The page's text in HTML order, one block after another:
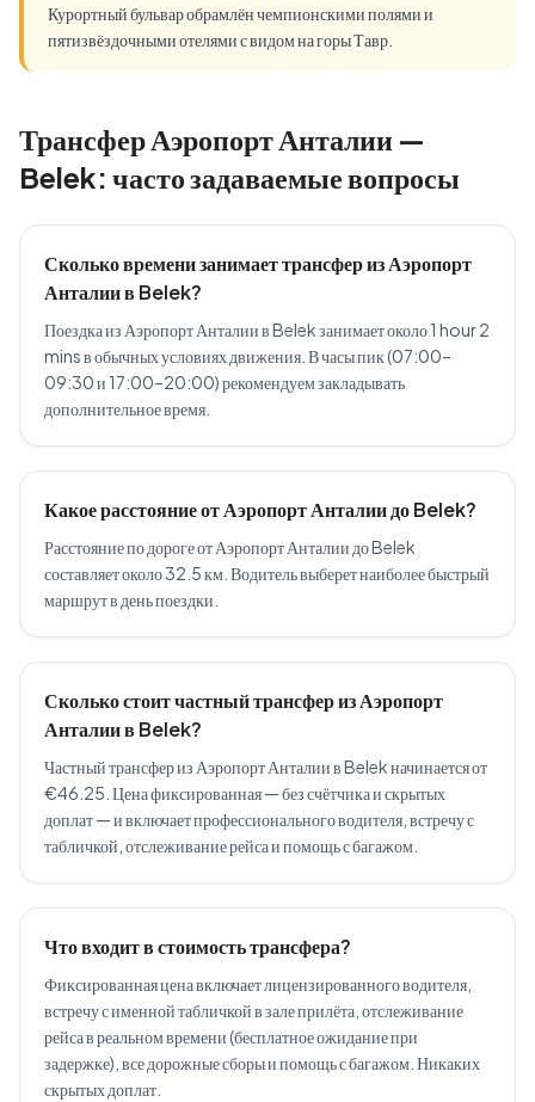
Курортный бульвар обрамлён чемпионскими полями и
пятизвёздочными отелями с видом на горы Тавр.
Трансфер Аэропорт Анталии —
Belek: часто задаваемые вопросы
Сколько времени занимает трансфер из Аэропорт
Анталии в Belek?
Поездка из Аэропорт Анталии в Belek занимает около 1 hour 2
mins в обычных условиях движения. В часы пик (07:00–
09:30 и 17:00–20:00) рекомендуем закладывать
дополнительное время.
Какое расстояние от Аэропорт Анталии до Belek?
Расстояние по дороге от Аэропорт Анталии до Belek
составляет около 32.5 км. Водитель выберет наиболее быстрый
маршрут в день поездки.
Сколько стоит частный трансфер из Аэропорт
Анталии в Belek?
Частный трансфер из Аэропорт Анталии в Belek начинается от
€46.25. Цена фиксированная — без счётчика и скрытых
доплат — и включает профессионального водителя, встречу с
табличкой, отслеживание рейса и помощь с багажом.
Что входит в стоимость трансфера?
Фиксированная цена включает лицензированного водителя,
встречу с именной табличкой в зале прилёта, отслеживание
рейса в реальном времени (бесплатное ожидание при
задержке), все дорожные сборы и помощь с багажом. Никаких
скрытых доплат.